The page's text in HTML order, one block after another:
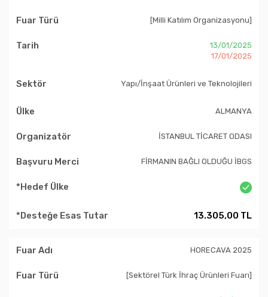
[Milli Katılım Organizasyonu]
13/01/2025
17/01/2025
Yapı/İnşaat Ürünleri ve Teknolojileri
ALMANYA
İSTANBUL TİCARET ODASI
FİRMANIN BAĞLI OLDUĞU İBGS
13.305,00 TL
HORECAVA 2025
[Sektörel Türk İhraç Ürünleri Fuarı]